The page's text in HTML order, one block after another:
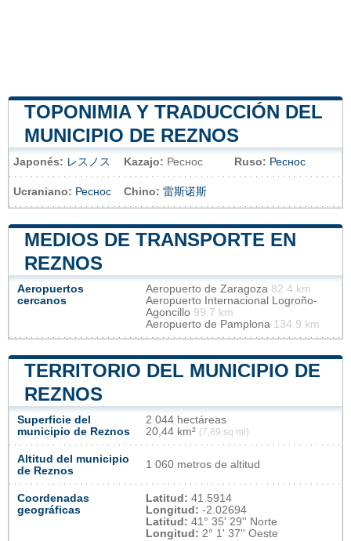
TOPONIMIA Y TRADUCCIÓN DEL
MUNICIPIO DE REZNOS
Japonés: レスノス Kazajo: Реснос Ruso: Реснос
Ucraniano: Реснос Chino: 雷斯诺斯
MEDIOS DE TRANSPORTE EN
REZNOS
Aeropuertos
cercanos
Aeropuerto de Zaragoza 82.4 km
Aeropuerto Internacional Logroño-
Agoncillo 99.7 km
Aeropuerto de Pamplona 134.9 km
TERRITORIO DEL MUNICIPIO DE
REZNOS
Superficie del
municipio de Reznos
2 044 hectáreas
20,44 km² (7,89 sq mi)
Altitud del municipio
de Reznos
1 060 metros de altitud
Coordenadas
geográficas
Latitud: 41.5914
Longitud: -2.02694
Latitud: 41° 35' 29'' Norte
Longitud: 2° 1' 37'' Oeste